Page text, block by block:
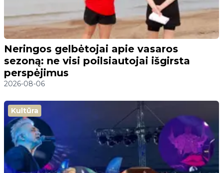
Neringos gelbėtojai apie vasaros
sezoną: ne visi poilsiautojai išgirsta
perspėjimus
2026-08-06
Kultūra